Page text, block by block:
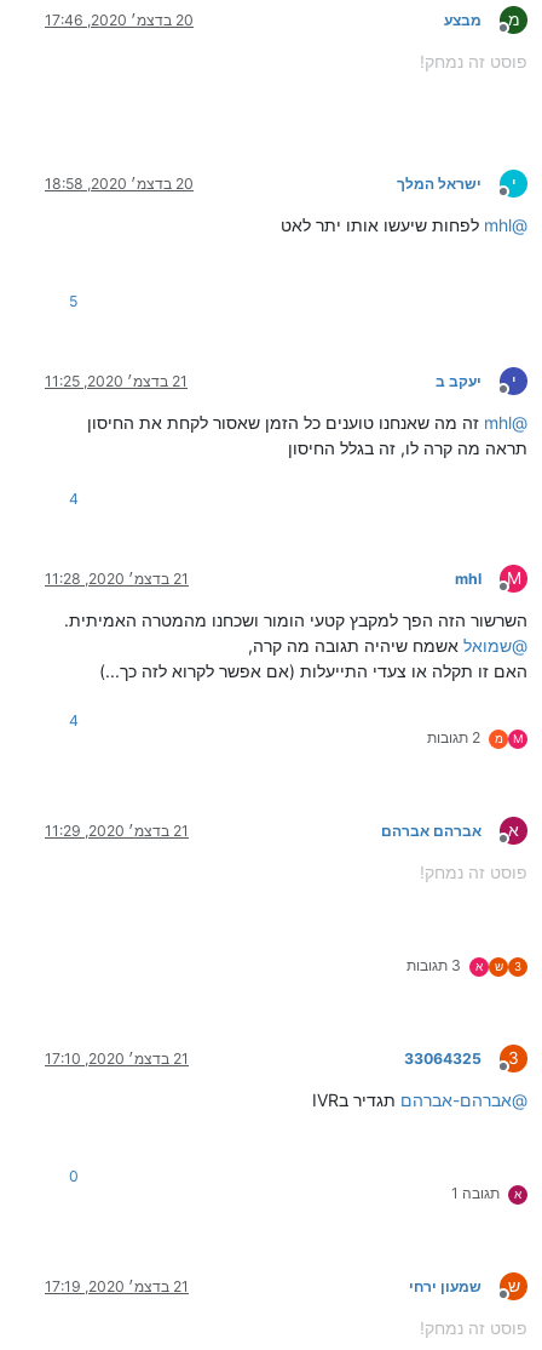
מ
מנותק
מבצע 20 בדצמ׳ 2020, 17:46
פוסט זה נמחק!
י
מנותק
ישראל המלך 20 בדצמ׳ 2020, 18:58
@
mhl לפחות שיעשו אותו יתר לאט
5
י
מנותק
יעקב ב 21 בדצמ׳ 2020, 11:25
@
mhl זה מה שאנחנו טוענים כל הזמן שאסור לקחת את החיסון
תראה מה קרה לו, זה בגלל החיסון
4
M
מנותק
mhl 21 בדצמ׳ 2020, 11:28
השרשור הזה הפך למקבץ קטעי הומור ושכחנו מהמטרה האמיתית.
@שמואל אשמח שיהיה תגובה מה קרה,
האם זו תקלה או צעדי התייעלות (אם אפשר לקרוא לזה כך...)
M מ 2 תגובות
4
א
מנותק
אברהם אברהם 21 בדצמ׳ 2020, 11:29
פוסט זה נמחק!
3 ש א 3 תגובות
3
מנותק
33064325 21 בדצמ׳ 2020, 17:10
@אברהם-אברהם תגדיר בIVR
א תגובה 1
0
ש
מנותק
שמעון ירחי 21 בדצמ׳ 2020, 17:19
פוסט זה נמחק!